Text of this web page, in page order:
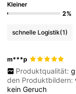
Kleiner
2%
schnelle Logistik(1)
m***p
Produktqualität:
den Produktbildern:
keinGeruch